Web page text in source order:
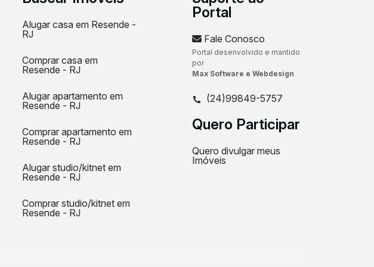
Alugar casa em Resende -
RJ
Comprar casa em
Resende - RJ
Alugar apartamento em
Resende - RJ
Comprar apartamento em
Resende - RJ
Alugar studio/kitnet em
Resende - RJ
Comprar studio/kitnet em
Resende - RJ
Portal
Fale Conosco
Portal desenvolvido e mantido
por
Max Software e Webdesign
(24)99849-5757
Quero Participar
Quero divulgar meus
Imóveis